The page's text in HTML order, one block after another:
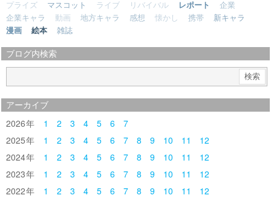
プライズ
マスコット ライブ リバイバル レポート
企業
企業キャラ
動画 地方キャラ 感想 懐かし 携帯
新キャラ
漫画
絵本 雑誌
ブログ内検索
アーカイブ
2026 1 2 3 4 5 6
7
2025
1 2 3 4 5 6 7 8 9 10 11
12
2024
1 2 3 4 5 6 7 8 9 10 11
12
2023
1 2 3 4 5 6 7 8 9 10 11
12
2022
1 2 3 4 5 6 7 8 9 10 11
12